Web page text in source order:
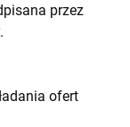
przez
ofert